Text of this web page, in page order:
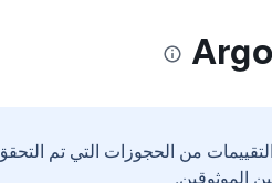
من الحجوزات التي تم